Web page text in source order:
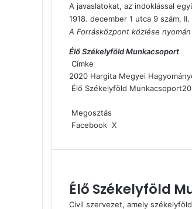
A javaslatokat, az indoklással
1918. december 1 utca 9 szám,
A Forrásközpont közlése nyomán
Élő Székelyföld Munkacsoport
Címke
2020 Hargita Megyei
Élő Székelyföld Munkacsoport
email-
ben
Megosztás
Facebook X
ben
Élő Székelyföld
Civil szervezet, amely